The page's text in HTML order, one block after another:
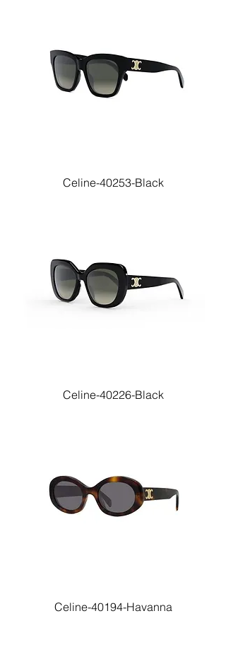
Celine-40253-Black
Celine-40226-Black
Celine-40194-Havanna